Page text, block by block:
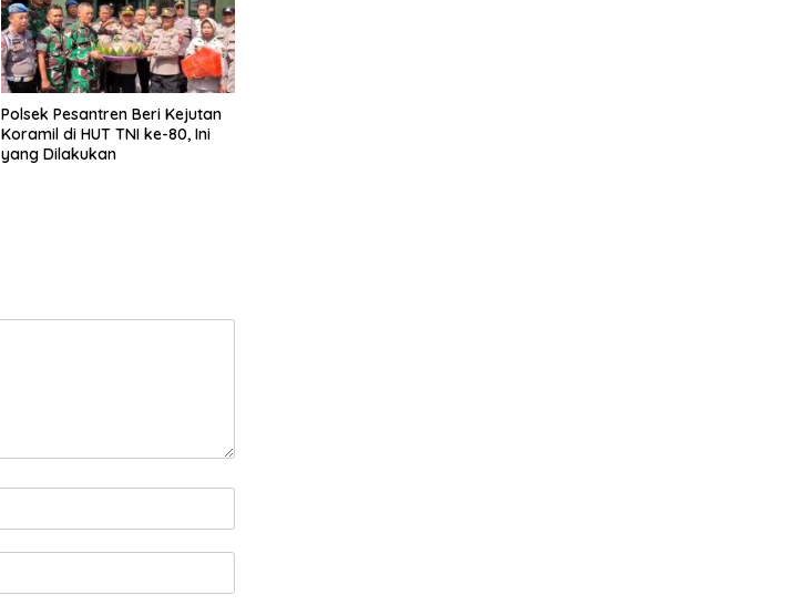
Polsek Pesantren Beri Kejutan
Koramil di HUT TNI ke-80, Ini
yang Dilakukan